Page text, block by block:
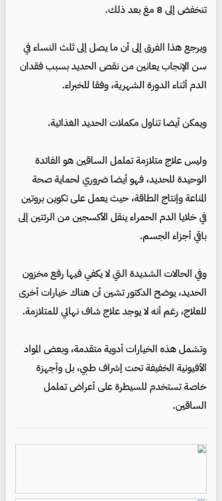
تنخفض إلى 8 مغ بعد ذلك.
ويرجع هذا الفرق إلى أن ما يصل إلى ثلث النساء في
سن الإنجاب يعانين من نقص الحديد بسبب فقدان
الدم أثناء الدورة الشهرية، وفقا للخبراء.
ويمكن أيضا تناول مكملات الحديد الغذائية.
وليس علاج متلازمة تململ الساقين هو الفائدة
الوحيدة للحديد، فهو أيضا ضروري لحماية صحة
المناعة وإنتاج الطاقة، حيث يعمل على تكوين بروتين
في خلايا الدم الحمراء ينقل الأكسجين من الرئتين إلى
باقي أجزاء الجسم.
وفي الحالات الشديدة التي لا يكفي فيها رفع مخزون
الحديد، يوضح الدكتور تشين أن هناك خيارات أخرى
للعلاج، رغم أنه لا يوجد علاج شاف نهائي للمتلازمة.
وتشمل هذه الخيارات أدوية متقدمة، وبعض المواد
الأفيونية الخفيفة تحت إشراف طبي، بل وأجهزة
خاصة تستخدم للسيطرة على أعراض تململ
الساقين.